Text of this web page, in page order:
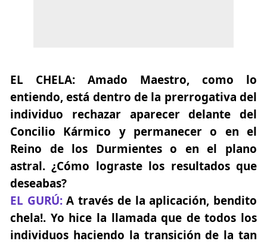
EL CHELA: Amado Maestro, como lo
entiendo, está dentro de la prerrogativa del
individuo rechazar aparecer delante del
Concilio Kármico y permanecer o en el
Reino de los Durmientes o en el plano
astral. ¿Cómo lograste los resultados que
deseabas?
EL GURÚ: A través de la aplicación, bendito
chela!. Yo hice la llamada que de todos los
individuos haciendo la transición de la tan